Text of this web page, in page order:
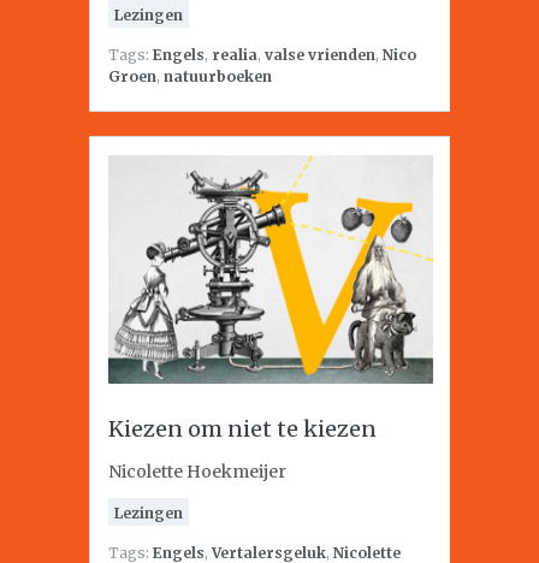
Lezingen
Tags: Engels, realia, valse vrienden, Nico
Groen, natuurboeken
Kiezen om niet te kiezen
Nicolette Hoekmeijer
Lezingen
Tags: Engels,Vertalersgeluk, Nicolette